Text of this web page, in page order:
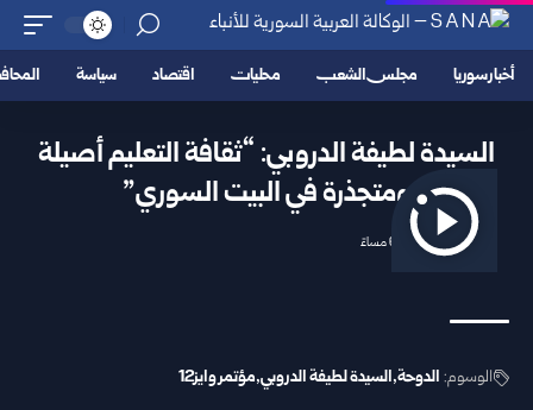
أخبار سوريا مجلس الشعب محليات اقتصاد سياسة
السيدة لطيفة الدروبي: “ثقافة التعليم أصيلة
ومتجذرة في البيت السوري”
2025/11/25 6:50 مساءً
الوسوم: الدوحة السيدة لطيفة الدروبي مؤتمر وايز12